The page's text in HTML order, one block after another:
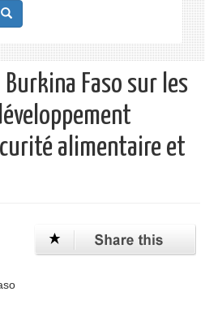
Faso sur les
alimentaire et